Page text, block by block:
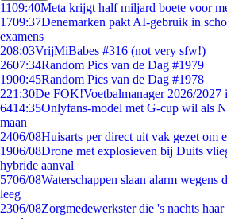
1109:40Meta krijgt half miljard boete voor
1709:37Denemarken pakt AI-gebruik in
examens
208:03VrijMiBabes #316 (not very sfw!)
2607:34Random Pics van de Dag #1979
1900:45Random Pics van de Dag #1978
221:30De FOK!Voetbalmanager 2026/2027
6414:35Onlyfans-model met G-cup wil als
maan
2406/08Huisarts per direct uit vak gezet om
1906/08Drone met explosieven bij Duits
hybride aanval
5706/08Waterschappen slaan alarm wegens
leeg
2306/08Zorgmedewerkster die 's nachts